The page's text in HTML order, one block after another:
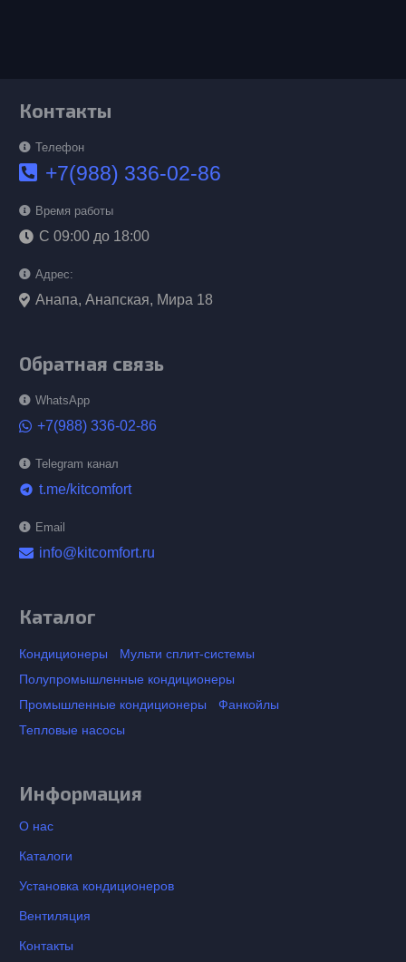
Контакты
Телефон
+7(988) 336-02-86
Время работы
С 09:00 до 18:00
Адрес:
Анапа, Анапская, Мира 18
Обратная связь
WhatsApp
+7(988) 336-02-86
Telegram канал
telegram t.me/kitcomfort
Email
info@kitcomfort.ru
Каталог
Кондиционеры
Мульти сплит-системы
Полупромышленные кондиционеры
Промышленные кондиционеры
Фанкойлы
Тепловые насосы
Информация
О нас
Каталоги
Установка кондиционеров
Вентиляция
Контакты